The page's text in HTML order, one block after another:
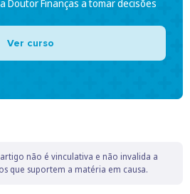
Doutor Finanças a tomar decisões
Ver curso
não é vinculativa e não invalida a
que suportem a matéria em causa.